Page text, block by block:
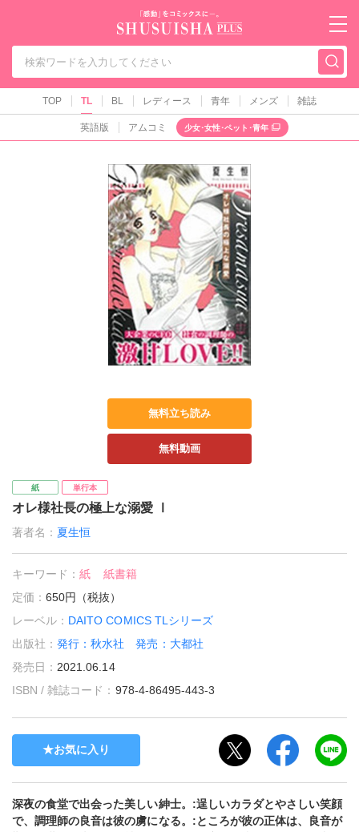
秋水社PLUS（テ
TOP TL BL レディース 青年 メンズ 雑誌
英語版 アムコミ 少女･女性･ペット･青年
無料立ち読み
無料動画
紙 単行本
オレ様社長の極上な溺愛 Ⅰ
著者名： 夏生恒
キーワード：紙
紙書籍
定価：650円（税抜）
レーベル： DAITO COMICS TLシリーズ
出版社：発行：秋水社 発売：大都社
発売日： 2021.06.14
ISBN / 雑誌コード： 978-4-86495-443-3
お気に入り
深夜の食堂で出会った美しい紳士。:逞しいカラダとやさしい笑顔
で、調理師の良音は彼の虜になる。:ところが彼の正体は、良音が